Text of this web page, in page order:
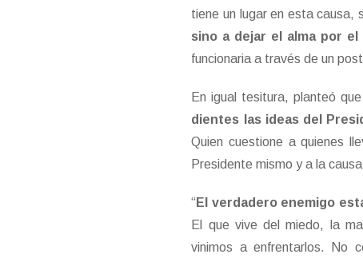
tiene un lugar en esta causa,
sino a dejar el alma por
funcionaria a través de un
En igual tesitura, planteó que
dientes las ideas del
Quien cuestione a quienes
Presidente mismo y a la
“ El verdadero enemigo
El que vive del miedo, la
vinimos a enfrentarlos. No